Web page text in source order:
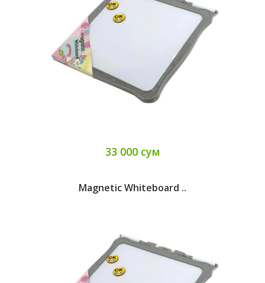
33 000 сум
Magnetic Whiteboard ..